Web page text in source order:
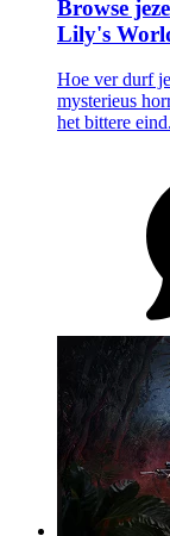
Browse
Lily's
Hoe ver durf
mysterieus
het bittere eind.